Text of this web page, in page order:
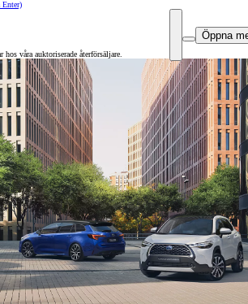
Enter)
Öppna
våra auktoriserade återförsäljare.